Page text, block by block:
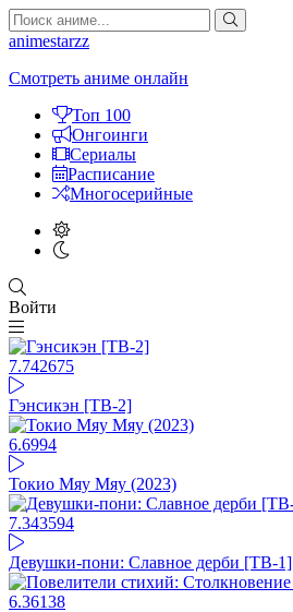
animestarzz
Смотреть аниме онлайн
Топ 100
Онгоинги
Сериалы
Расписание
Многосерийные
Войти
7.742675
Гэнсикэн [ТВ-2]
6.6994
Токио Мяу Мяу (2023)
7.343594
Девушки-пони: Славное дерби [ТВ-1]
6.36138